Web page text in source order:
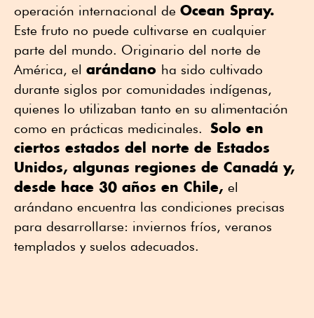
operación internacional de Ocean Spray.
Este fruto no puede cultivarse en cualquier
parte del mundo. Originario del norte de
América, el arándano ha sido cultivado
durante siglos por comunidades indígenas,
quienes lo utilizaban tanto en su alimentación
como en prácticas medicinales. Solo en
ciertos estados del norte de Estados
Unidos, algunas regiones de Canadá y,
desde hace 30 años en Chile, el
arándano encuentra las condiciones precisas
para desarrollarse: inviernos fríos, veranos
templados y suelos adecuados.